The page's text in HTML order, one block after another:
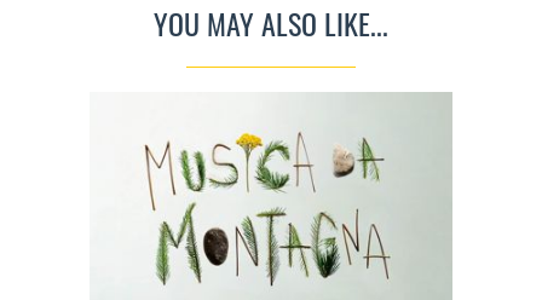
YOU MAY ALSO LIKE...